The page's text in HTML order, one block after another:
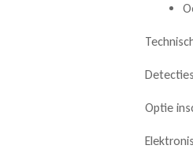
Optie